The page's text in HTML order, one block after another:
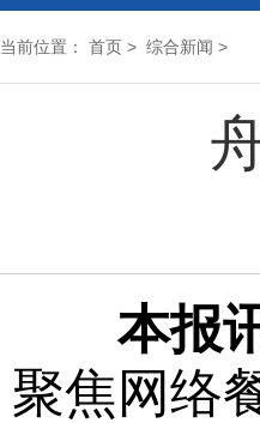
当前位置： 首页 > 综合新闻 >
本报
聚焦网络